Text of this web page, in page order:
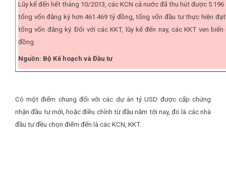
Lũy kế đến hết tháng 10/2013, các KCN cả nước đã thu hút được
tổng vốn đăng ký hơn 461.469 tỷ đồng, tổng vốn đầu tư thực hiện
tổng vốn đăng ký. Đối với các KKT, lũy kế đến nay, các KKT ven
đồng.
Nguồn: Bộ Kế hoạch và Đầu tư
Có một điểm chung đối với các dự án tỷ USD được cấp chứng
nhận đầu tư mới, hoặc điều chỉnh từ đầu năm tới nay, đó là các nhà
đầu tư đều chọn điểm đến là các KCN, KKT.